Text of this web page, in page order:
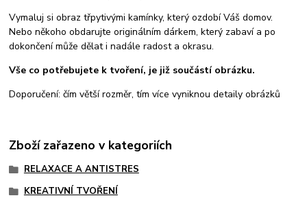
Vymaluj si obraz třpytivými kamínky, který ozdobí Váš domov.
Nebo někoho obdarujte originálním dárkem, který zabaví a po
dokončení může dělat i nadále radost a okrasu.
Vše co potřebujete k tvoření, je již součástí obrázku.
Doporučení: čím větší rozměr, tím více vyniknou detaily obrázků
Zboží zařazeno v kategoriích
RELAXACE A ANTISTRES
KREATIVNÍ TVOŘENÍ